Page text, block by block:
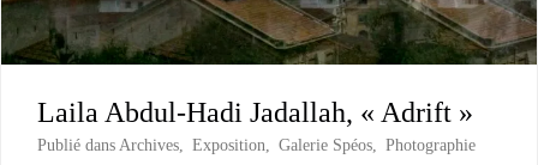
Laila Abdul-Hadi Jadallah, « Adrift »
Publié dans Archives Exposition Galerie Spéos Photographie